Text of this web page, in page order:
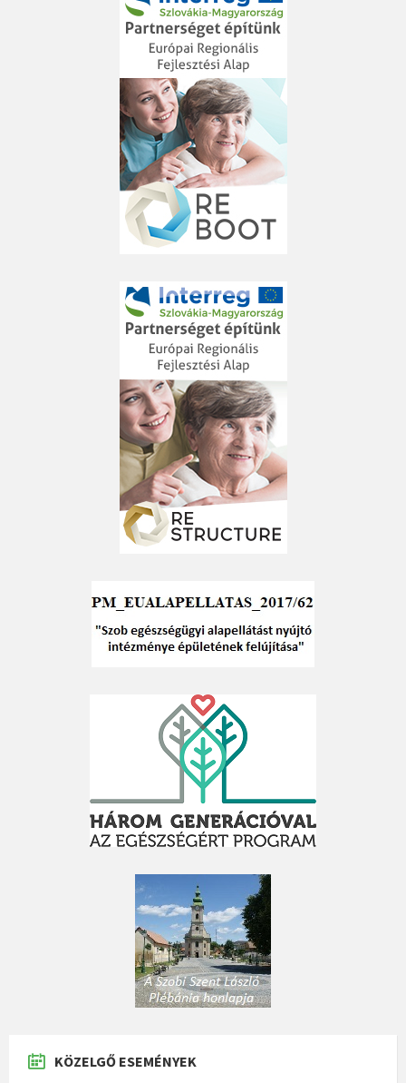
KÖZELGŐ ESEMÉNYEK